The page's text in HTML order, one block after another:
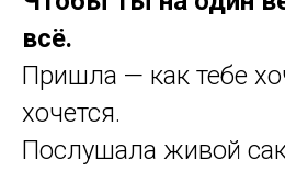
всё.
Пришла — как тебе
хочется.
Послушала живой